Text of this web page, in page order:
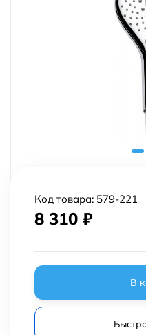
Код товара: 579-221
8 310 ₽
В